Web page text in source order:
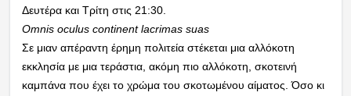
Δευτέρα και Τρίτη στις 21:30.
Omnis oculus continent lacrimas suas
Σε μιαν απέραντη έρημη πολιτεία στέκεται μια αλλόκοτη
εκκλησία με μια τεράστια, ακόμη πιο αλλόκοτη, σκοτεινή
καμπάνα που έχει το χρώμα του σκοτωμένου αίματος. Όσο κι